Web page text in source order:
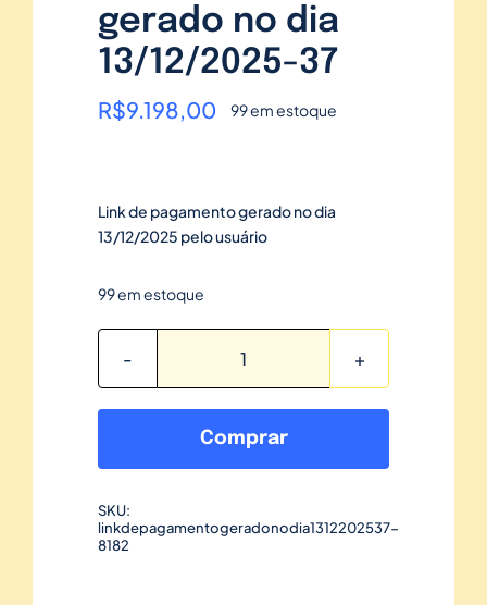
gerado no dia
13/12/2025-37
R$9.198,00 99 em estoque
Link de pagamento gerado no dia
13/12/2025 pelo usuário
99 em estoque
Link
pagamento
dia
Comprar
SKU:
linkdepagamentogeradonodia1312202537-
8182